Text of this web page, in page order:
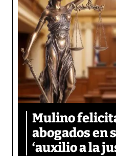
Mulino
abogados en
‘auxilio a la